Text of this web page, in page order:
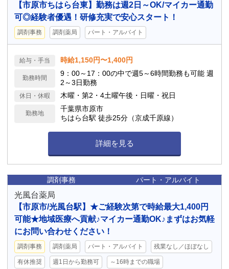
【市原市ちはら台東】勤務は週2日～OK/マイカー通勤
可◎経験者優遇！研修充実で安心スタート！
調剤事務 調剤薬局 パート・アルバイト
給与・手当 時給1,150円〜1,400円
勤務時間
9：00～17：00の中で週5～6時間勤務も可能 週
2～3日勤務
休日・休暇 木曜・第2・4土曜午後・日曜・祝日
勤務地
千葉県市原市
ちはら台駅 徒歩25分（京成千原線）
詳細を見る
調剤事務 パート・アルバイト
光風台薬局
【市原市/光風台駅】★ご経験次第で時給最大1,400円
可能★地域医療へ貢献♪マイカー通勤OK♪まずはお気軽
にお問い合わせください！
調剤事務 調剤薬局 パート・アルバイト 残業なし／ほぼなし
有休推奨 週1日から勤務可 ～16時までの職場